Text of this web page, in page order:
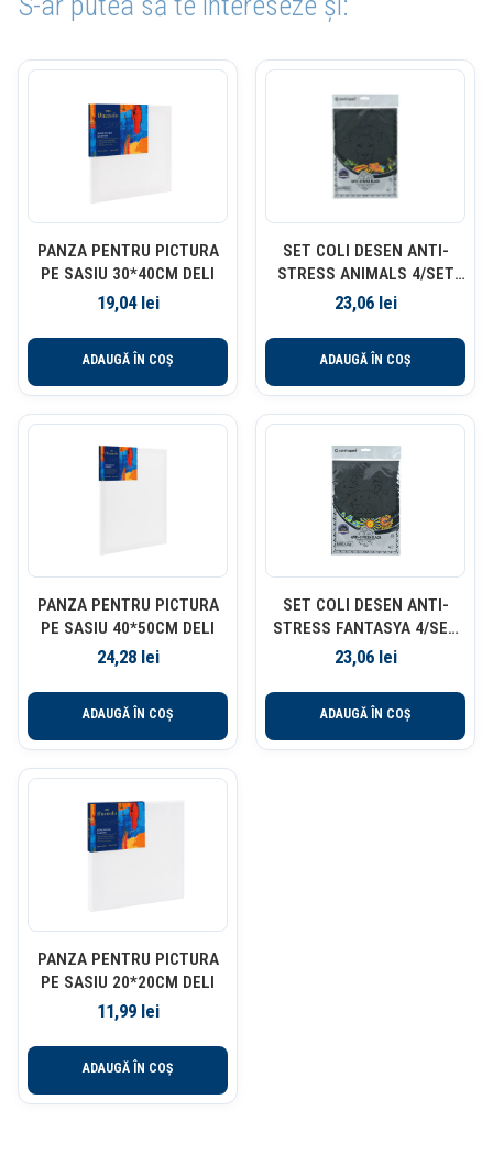
PANZA PENTRU PICTURA
PE SASIU 30*40CM DELI
19,04 lei
ADAUGĂ ÎN COȘ
SET COLI DESEN ANTI-
STRESS ANIMALS 4/SET
CENTROPEN
23,06 lei
ADAUGĂ ÎN COȘ
PANZA PENTRU PICTURA
PE SASIU 40*50CM DELI
24,28 lei
ADAUGĂ ÎN COȘ
SET COLI DESEN ANTI-
STRESS FANTASYA 4/SET
CENTROPEN
23,06 lei
ADAUGĂ ÎN COȘ
PANZA PENTRU PICTURA
PE SASIU 20*20CM DELI
11,99 lei
ADAUGĂ ÎN COȘ